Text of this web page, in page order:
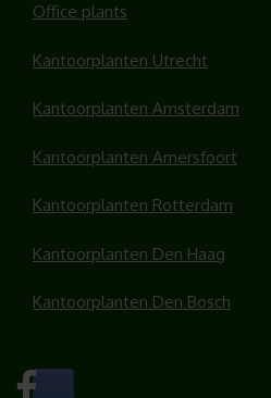
Office plants
Kantoorplanten Utrecht
Kantoorplanten Amsterdam
Kantoorplanten Amersfoort
Kantoorplanten Rotterdam
Kantoorplanten Den Haag
Kantoorplanten Den Bosch